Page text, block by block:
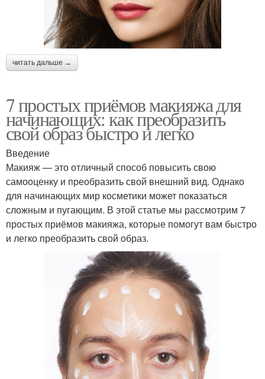
читать дальше →
7 простых приёмов макияжа для
начинающих: как преобразить
свой образ быстро и легко
Введение
Макияж — это отличный способ повысить свою
самооценку и преобразить свой внешний вид. Однако
для начинающих мир косметики может показаться
сложным и пугающим. В этой статье мы рассмотрим 7
простых приёмов макияжа, которые помогут вам быстро
и легко преобразить свой образ.